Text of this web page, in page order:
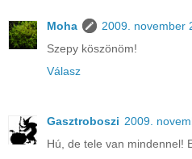
Moha
2009. november
Szepy köszönöm!
Válasz
Gasztroboszi 2009.
Hú, de tele van mindennel!